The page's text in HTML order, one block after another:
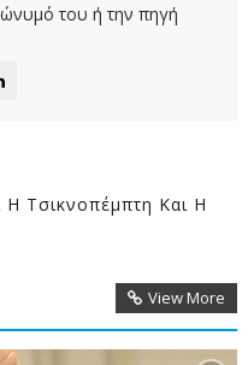
του ή την πηγή
Η Τσικνοπέμπτη Και Η
View More